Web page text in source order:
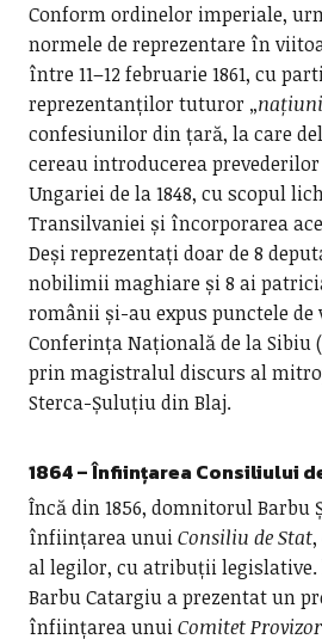
Conform ordinelor imperiale,
normele de reprezentare în
între 11–12 februarie 1861, cu
reprezentanților tuturor „
confesiunilor din țară, la care
cereau introducerea
Ungariei de la 1848, cu scopul
Transilvaniei și încorporarea
Deși reprezentați doar de 8
nobilimii maghiare și 8 ai
românii și-au expus punctele
Conferința Națională de la Sibiu
prin magistralul discurs al
Sterca-Șuluțiu din Blaj.
1864 – Înființarea Consiliului
Încă din 1856, domnitorul Barbu
înființarea unuiConsiliu de Stat
al legilor, cu atribuții legislative.
Barbu Catargiu a prezentat un
înființarea unuiComitet